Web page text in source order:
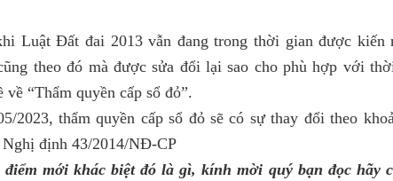
Luật Đất đai 2013 vẫn đang trong thời gian được kiến
theo đó mà được sửa đổi lại sao cho phù hợp với
“Thẩm quyền cấp sổ đỏ”.
2023, thẩm quyền cấp sổ đỏ sẽ có sự thay đổi theo
định 43/2014/NĐ-CP
mới khác biệt đó là gì, kính mời quý bạn đọc hãy